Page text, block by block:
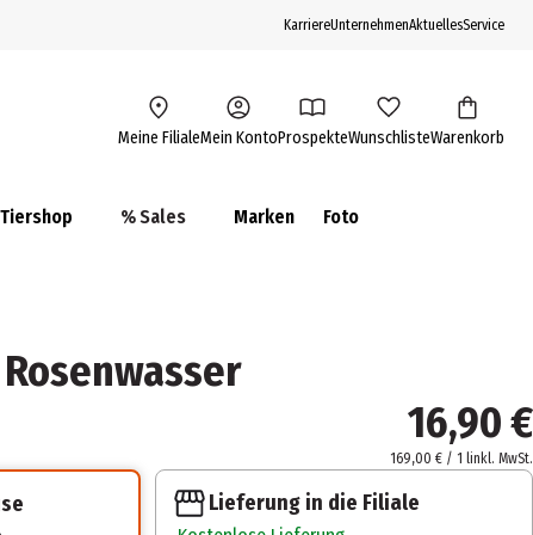
KarriereUnternehmenAktuellesService
Meine FilialeMein KontoProspekteWunschlisteWarenkorb
Tiershop % Sales Marken Foto
16,90 €
169,00 € / 1 linkl. MwSt.
Lieferung in die Filiale